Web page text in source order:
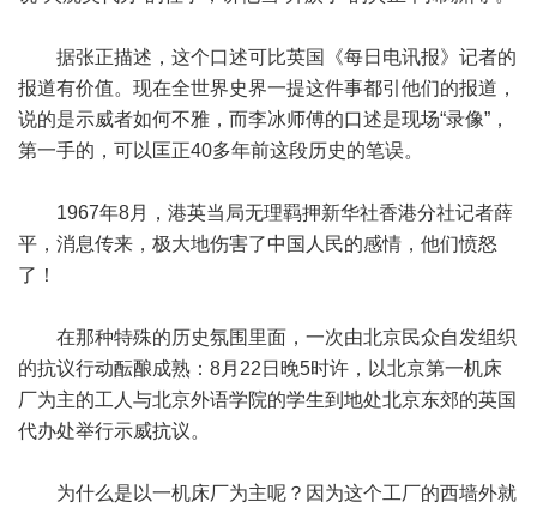
据张正描述，这个口述可比英国《每日电讯报》记者的
报道有价值。现在全世界史界一提这件事都引他们的报道，
说的是示威者如何不雅，而李冰师傅的口述是现场“录像”，
第一手的，可以匡正40多年前这段历史的笔误。
1967年8月，港英当局无理羁押新华社香港分社记者薛
平，消息传来，极大地伤害了中国人民的感情，他们愤怒
了！
在那种特殊的历史氛围里面，一次由北京民众自发组织
的抗议行动酝酿成熟：8月22日晚5时许，以北京第一机床
厂为主的工人与北京外语学院的学生到地处北京东郊的英国
代办处举行示威抗议。
为什么是以一机床厂为主呢？因为这个工厂的西墙外就